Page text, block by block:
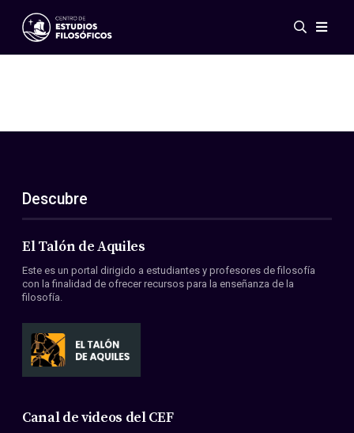
Eventos
ES
EN
Acerca de nosotros
Miembros
Convenios
Descubre
El Talón de Aquiles
Este es un portal dirigido a estudiantes y profesores de filosofía
con la finalidad de ofrecer recursos para la enseñanza de la
filosofía.
Canal de videos del CEF